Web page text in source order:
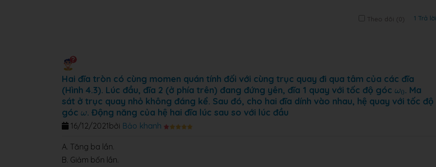
Theo dõi (0) 1 Trả lời
Hai đĩa tròn có cùng momen quán tính đối với cùng trục quay đi qua tâm của các đĩa
(Hình 4.3). Lúc đầu, đĩa 2 (ở phía trên) đang đứng yên, đĩa 1 quay với tốc độ góc ω0
ω0. Ma
sát ở trục quay nhỏ không đáng kể. Sau đó, cho hai đĩa dính vào nhau, hệ quay với tốc độ
góc ω
ω. Động năng của hệ hai đĩa lúc sau so với lúc đầu
bởi Bảo khanh
16/12/2021
A. Tăng ba lần.
B. Giảm bốn lần.